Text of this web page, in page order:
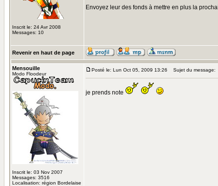
Inscrit le: 24 Avr 2008
Messages: 10
Envoyez leur des fonds à mettre en plus la
Revenir en haut de page
Mensouille
Modo Floodeur
Inscrit le: 03 Nov 2007
Messages: 3516
Localisation: région Bordelaise
Posté le: Lun Oct 05, 2009 13:26 Sujet du message:
je prends note